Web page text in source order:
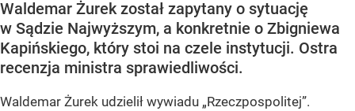
Waldemar Żurek został zapytany o sytuację
w Sądzie Najwyższym, a konkretnie o Zbigniewa
Kapińskiego, który stoi na czele instytucji. Ostra
recenzja ministra sprawiedliwości.
Waldemar Żurek udzielił wywiadu „Rzeczpospolitej”.